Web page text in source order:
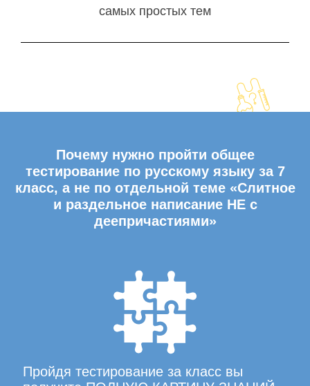
самых простых тем
Почему нужно пройти общее
тестирование по русскому языку за 7
класс, а не по отдельной теме «Слитное
и раздельное написание НЕ с
деепричастиями»
Пройдя тестирование за класс вы